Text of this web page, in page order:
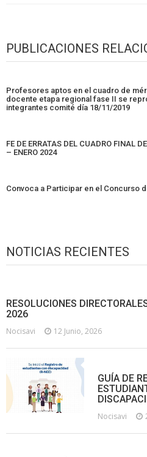
PUBLICACIONES
Profesores aptos en el cuadro de
docente etapa regional fase II se
integrantes comité día 18/11/2019
FE DE ERRATAS DEL CUADRO FINAL
– ENERO 2024
Convoca a Participar en el Concurso
NOTICIAS RECIENTES
RESOLUCIONES
2026
Nocisavi 12 Junio, 2026
GUÍA DE
Nocisavi